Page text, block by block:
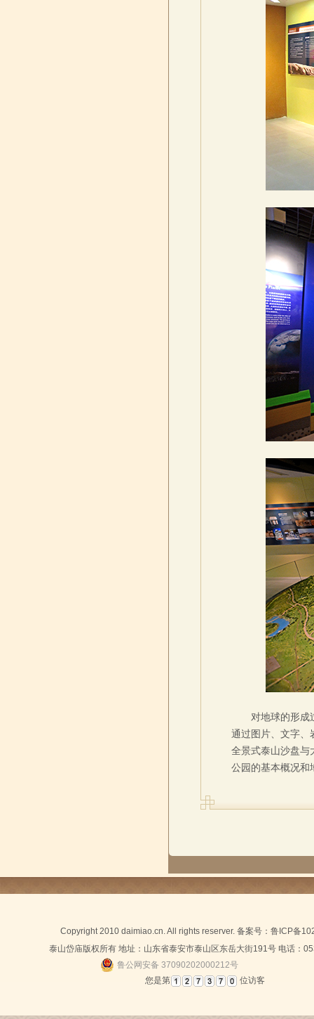
对地球的形成
通过图片、文字、
全景式泰山沙盘与
公园的基本概况和
Copyright 2010 daimiao.cn. All rights reserver. 备案号：鲁ICP备
泰山岱庙版权所有 地址：山东省泰安市泰山区东岳大街191号 电话：
鲁公网安备 37090202000212号
您是第
位访客